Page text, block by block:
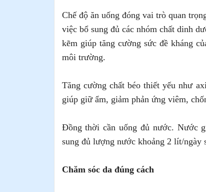
Chế độ ăn uống đóng vai trò quan
việc bổ sung đủ các nhóm chất dinh
kẽm giúp tăng cường sức đề kháng
môi trường.
Tăng cường chất béo thiết yếu như
giúp giữ ẩm, giảm phản ứng viêm,
Đồng thời cần uống đủ nước. Nước
sung đủ lượng nước khoảng 2 lít/ngày
Chăm sóc da đúng cách